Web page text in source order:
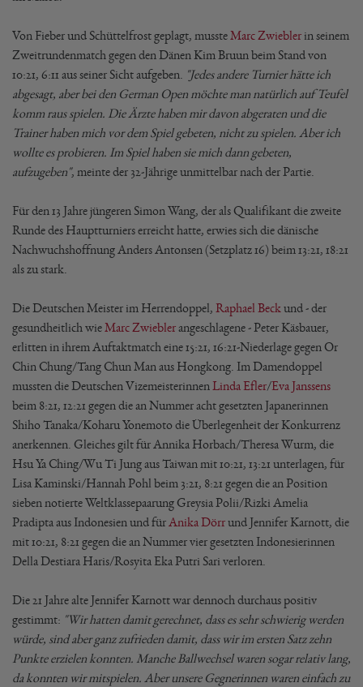
Von Fieber und Schüttelfrost geplagt, mussteMarc Zwiebler in seinem
Zweitrundenmatch gegen den Dänen Kim Bruun beim Stand von
10:21, 6:11 aus seiner Sicht aufgeben.
"Jedes andere Turnier hätte ich
abgesagt, aber bei den German Open möchte man natürlich auf Teufel
komm raus spielen. Die Ärzte haben mir davon abgeraten und die
Trainer haben mich vor dem Spiel gebeten, nicht zu spielen. Aber ich
wollte es probieren. Im Spiel haben sie mich dann gebeten,
aufzugeben", meinte der 32-Jährige unmittelbar nach der Partie.
Für den 13 Jahre jüngeren Simon Wang, der als Qualifikant die zweite
Runde des Hauptturniers erreicht hatte, erwies sich die dänische
Nachwuchshoffnung Anders Antonsen (Setzplatz 16) beim 13:21, 18:21
als zu stark.
Die Deutschen Meister im Herrendoppel, Raphael Beck und - der
gesundheitlich wieMarc Zwieblerangeschlagene - Peter Käsbauer,
erlitten in ihrem Auftaktmatch eine 15:21, 16:21-Niederlage gegen Or
Chin Chung/Tang Chun Man aus Hongkong. Im Damendoppel
mussten die Deutschen Vizemeisterinnen Linda Efler/Eva Janssens
beim 8:21, 12:21 gegen die an Nummer acht gesetzten Japanerinnen
Shiho Tanaka/Koharu Yonemoto die Überlegenheit der Konkurrenz
anerkennen. Gleiches gilt für Annika Horbach/Theresa Wurm, die
Hsu Ya Ching/Wu Ti Jung aus Taiwan mit 10:21, 13:21 unterlagen, für
Lisa Kaminski/Hannah Pohl beim 3:21, 8:21 gegen die an Position
sieben notierte Weltklassepaarung Greysia Polii/Rizki Amelia
Pradipta aus Indonesien und für Anika Dörrund Jennifer Karnott, die
mit 10:21, 8:21 gegen die an Nummer vier gesetzten Indonesierinnen
Della Destiara Haris/Rosyita Eka Putri Sari verloren.
Die 21 Jahre alte Jennifer Karnott war dennoch durchaus positiv
gestimmt: "Wir hatten damit gerechnet, dass es sehr schwierig werden
würde, sind aber ganz zufrieden damit, dass wir im ersten Satz zehn
Punkte erzielen konnten. Manche Ballwechsel waren sogar relativ lang,
da konnten wir mitspielen. Aber unsere Gegnerinnen waren einfach zu